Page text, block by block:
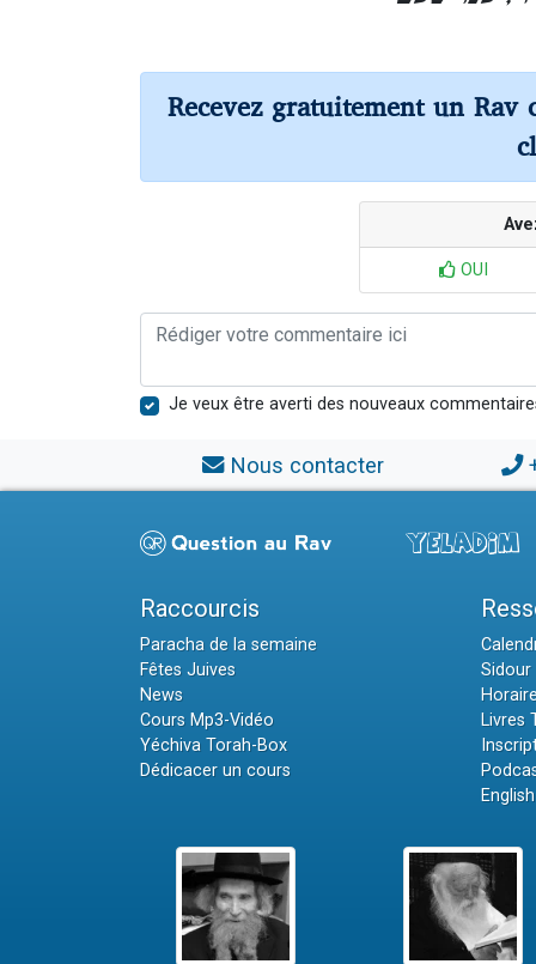
Recevez gratuitement un Rav
OUI
Je veux être averti des nouveaux
Nous contacter
Raccourcis
Paracha de la semaine
Fêtes Juives
News
Cours Mp3-Vidéo
Yéchiva Torah-Box
Dédicacer un cours
Sidour
Livres